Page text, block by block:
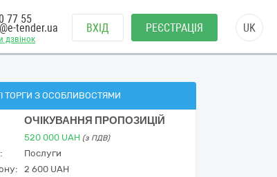
дзвінок
77 55
tender.ua ВХІД РЕЄСТРАЦІЯ UK
ТОРГИ З ОСОБЛИВОСТЯМИ
ОЧІКУВАННЯ ПРОПОЗИЦІЙ
520 000 UAH (з ПДВ)
Послуги
2 600 UAH